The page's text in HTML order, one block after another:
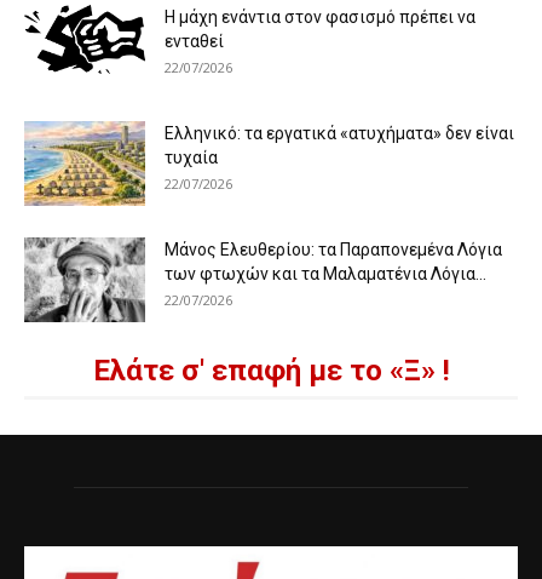
Η μάχη ενάντια στον φασισμό πρέπει να
ενταθεί
22/07/2026
Ελληνικό: τα εργατικά «ατυχήματα» δεν είναι
τυχαία
22/07/2026
Μάνος Ελευθερίου: τα Παραπονεμένα Λόγια
των φτωχών και τα Μαλαματένια Λόγια...
22/07/2026
Ελάτε σ' επαφή με το «Ξ» !